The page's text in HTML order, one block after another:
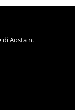
Aosta n.